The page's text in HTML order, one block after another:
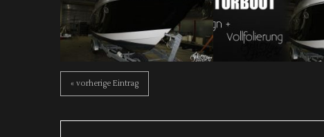
« vorherige Eintrag